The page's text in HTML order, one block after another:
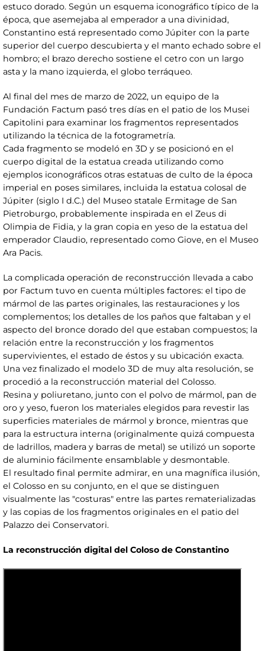
estuco dorado. Según un esquema iconográfico típico de la
época, que asemejaba al emperador a una divinidad,
Constantino está representado como Júpiter con la parte
superior del cuerpo descubierta y el manto echado sobre el
hombro; el brazo derecho sostiene el cetro con un largo
asta y la mano izquierda, el globo terráqueo.
Al final del mes de marzo de 2022, un equipo de la
Fundación Factum pasó tres días en el patio de los Musei
Capitolini para examinar los fragmentos representados
utilizando la técnica de la fotogrametría.
Cada fragmento se modeló en 3D y se posicionó en el
cuerpo digital de la estatua creada utilizando como
ejemplos iconográficos otras estatuas de culto de la época
imperial en poses similares, incluida la estatua colosal de
Júpiter (siglo I d.C.) del Museo statale Ermitage de San
Pietroburgo, probablemente inspirada en el Zeus di
Olimpia de Fidia, y la gran copia en yeso de la estatua del
emperador Claudio, representado como Giove, en el Museo
Ara Pacis.
La complicada operación de reconstrucción llevada a cabo
por Factum tuvo en cuenta múltiples factores: el tipo de
mármol de las partes originales, las restauraciones y los
complementos; los detalles de los paños que faltaban y el
aspecto del bronce dorado del que estaban compuestos; la
relación entre la reconstrucción y los fragmentos
supervivientes, el estado de éstos y su ubicación exacta.
Una vez finalizado el modelo 3D de muy alta resolución, se
procedió a la reconstrucción material del Colosso.
Resina y poliuretano, junto con el polvo de mármol, pan de
oro y yeso, fueron los materiales elegidos para revestir las
superficies materiales de mármol y bronce, mientras que
para la estructura interna (originalmente quizá compuesta
de ladrillos, madera y barras de metal) se utilizó un soporte
de aluminio fácilmente ensamblable y desmontable.
El resultado final permite admirar, en una magnífica ilusión,
el Colosso en su conjunto, en el que se distinguen
visualmente las "costuras" entre las partes rematerializadas
y las copias de los fragmentos originales en el patio del
Palazzo dei Conservatori.
La reconstrucción digital del Coloso de Constantino